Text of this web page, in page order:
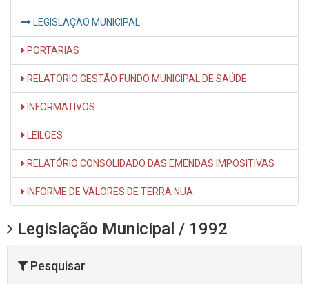
LEGISLAÇÃO MUNICIPAL
PORTARIAS
RELATORIO GESTÃO FUNDO MUNICIPAL DE SAÚDE
INFORMATIVOS
LEILÕES
RELATÓRIO CONSOLIDADO DAS EMENDAS IMPOSITIVAS
INFORME DE VALORES DE TERRA NUA
Legislação Municipal / 1992
Pesquisar